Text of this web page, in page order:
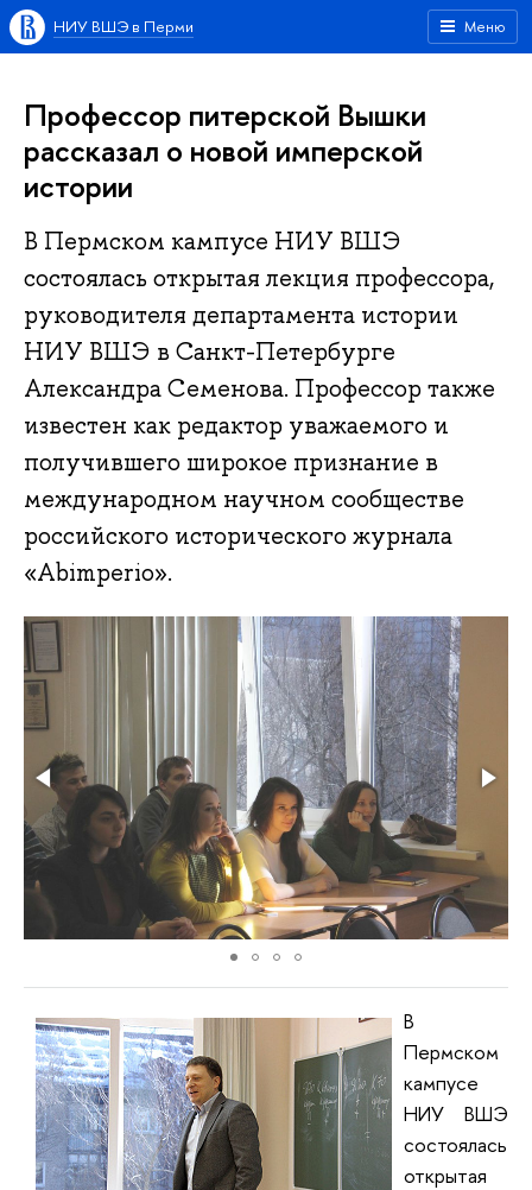
Меню
НИУ ВШЭ в Перми
Профессор питерской Вышки
рассказал о новой имперской
истории
В Пермском кампусе НИУ ВШЭ
состоялась открытая лекция профессора,
руководителя департамента истории
НИУ ВШЭ в Санкт-Петербурге
Александра Семенова. Профессор также
известен как редактор уважаемого и
получившего широкое признание в
международном научном сообществе
российского исторического журнала
«Abimperio».
В
Пермском
кампусе
НИУ ВШЭ
состоялась
открытая